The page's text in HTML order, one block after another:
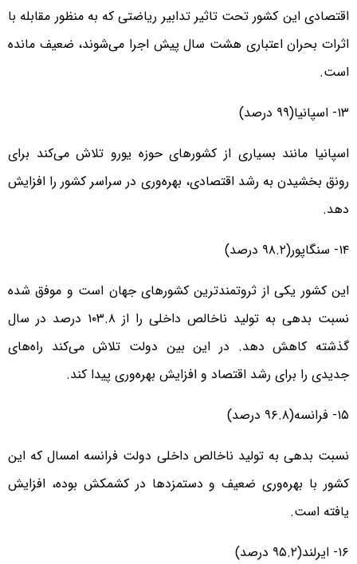
اقتصادی این کشور تحت تاثیر تدابیر ریاضتی که به منظور مقابله با
اثرات بحران اعتباری هشت سال پیش اجرا می‌شوند، ضعیف مانده
است.
۱۳- اسپانیا(۹۹ درصد)
اسپانیا مانند بسیاری از کشورهای حوزه یورو تلاش می‌کند برای
رونق بخشیدن به رشد اقتصادی، بهره‌وری در سراسر کشور را افزایش
دهد.
۱۴- سنگاپور(۹۸.۲ درصد)
این کشور یکی از ثروتمندترین کشورهای جهان است و موفق شده
نسبت بدهی به تولید ناخالص داخلی را از ۱۰۳.۸ درصد در سال
گذشته کاهش دهد. در این بین دولت تلاش می‌کند راه‌های
جدیدی را برای رشد اقتصاد و افزایش بهره‌وری پیدا کند.
۱۵- فرانسه(۹۶.۸ درصد)
نسبت بدهی به تولید ناخالص داخلی دولت فرانسه امسال که این
کشور با بهره‌وری ضعیف و دستمزدها در کشمکش بوده، افزایش
یافته است.
۱۶- ایرلند(۹۵.۲ درصد)